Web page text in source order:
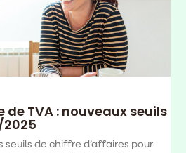
de TVA : nouveaux seuils
2025
seuils de chiffre d’affaires pour